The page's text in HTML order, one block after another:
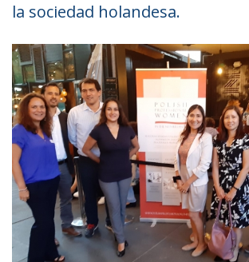
la sociedad holandesa.